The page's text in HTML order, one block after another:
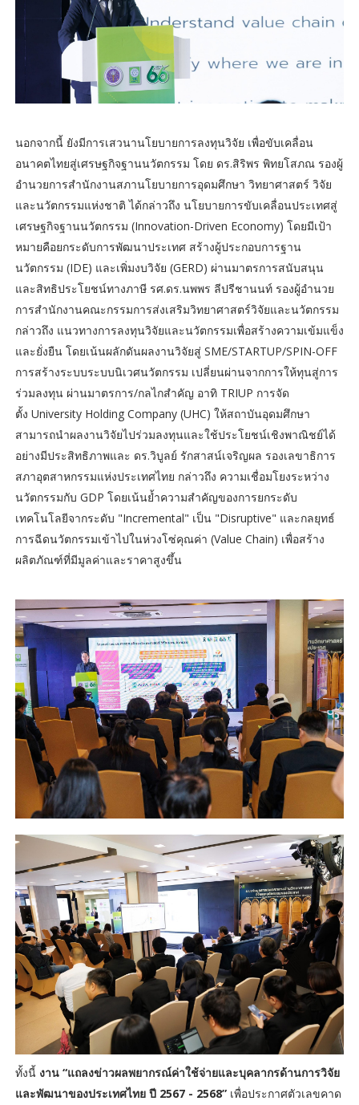
นอกจากนี้ ยังมีการเสวนานโยบายการลงทุนวิจัย เพื่อขับเคลื่อน
อนาคตไทยสู่เศรษฐกิจฐานนวัตกรรม โดย ดร.สิริพร พิทยโสภณ รองผู้
อำนวยการสำนักงานสภานโยบายการอุดมศึกษา วิทยาศาสตร์ วิจัย
และนวัตกรรมแห่งชาติ ได้กล่าวถึง นโยบายการขับเคลื่อนประเทศสู่
เศรษฐกิจฐานนวัตกรรม (Innovation-Driven Economy) โดยมีเป้า
หมายคือยกระดับการพัฒนาประเทศ สร้างผู้ประกอบการฐาน
นวัตกรรม (IDE) และเพิ่มงบวิจัย (GERD) ผ่านมาตรการสนับสนุน
และสิทธิประโยชน์ทางภาษี รศ.ดร.นพพร ลีปรีชานนท์ รองผู้อำนวย
การสำนักงานคณะกรรมการส่งเสริมวิทยาศาสตร์วิจัยและนวัตกรรม
กล่าวถึง แนวทางการลงทุนวิจัยและนวัตกรรมเพื่อสร้างความเข้มแข็ง
และยั่งยืน โดยเน้นผลักดันผลงานวิจัยสู่ SME/STARTUP/SPIN-OFF
การสร้างระบบระบบนิเวศนวัตกรรม เปลี่ยนผ่านจากการให้ทุนสู่การ
ร่วมลงทุน ผ่านมาตรการ/กลไกสำคัญ อาทิ TRIUP การจัด
ตั้ง University Holding Company (UHC) ให้สถาบันอุดมศึกษา
สามารถนำผลงานวิจัยไปร่วมลงทุนและใช้ประโยชน์เชิงพาณิชย์ได้
อย่างมีประสิทธิภาพและ ดร.วิบูลย์ รักสาสน์เจริญผล รองเลขาธิการ
สภาอุตสาหกรรมแห่งประเทศไทย กล่าวถึง ความเชื่อมโยงระหว่าง
นวัตกรรมกับ GDP โดยเน้นย้ำความสำคัญของการยกระดับ
เทคโนโลยีจากระดับ "Incremental" เป็น "Disruptive" และกลยุทธ์
การฉีดนวัตกรรมเข้าไปในห่วงโซ่คุณค่า (Value Chain) เพื่อสร้าง
ผลิตภัณฑ์ที่มีมูลค่าและราคาสูงขึ้น
ทั้งนี้ งาน “แถลงข่าวผลพยากรณ์ค่าใช้จ่ายและบุคลากรด้านการวิจัย
และพัฒนาของประเทศไทย ปี 2567 - 2568” เพื่อประกาศตัวเลขคาด